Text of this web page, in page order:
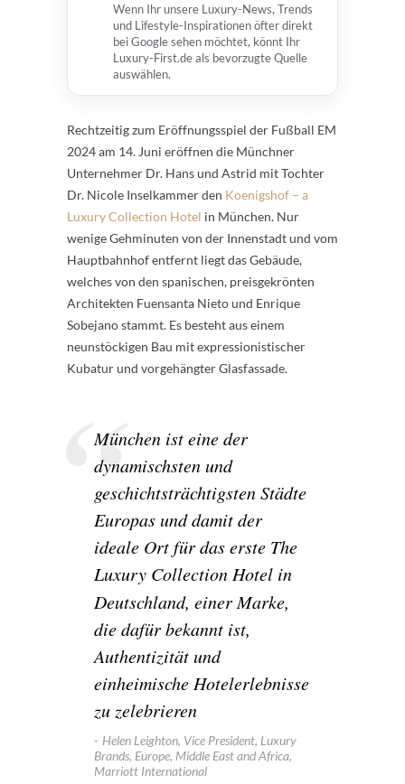
Wenn Ihr unsere Luxury-News, Trends
und Lifestyle-Inspirationen öfter direkt
bei Google sehen möchtet, könnt Ihr
Luxury-First.de als bevorzugte Quelle
auswählen.
Rechtzeitig zum Eröffnungsspiel der Fußball EM
2024 am 14. Juni eröffnen die Münchner
Unternehmer Dr. Hans und Astrid mit Tochter
Dr. Nicole Inselkammer den Koenigshof – a
Luxury Collection Hotel in München. Nur
wenige Gehminuten von der Innenstadt und vom
Hauptbahnhof entfernt liegt das Gebäude,
welches von den spanischen, preisgekrönten
Architekten Fuensanta Nieto und Enrique
Sobejano stammt. Es besteht aus einem
neunstöckigen Bau mit expressionistischer
Kubatur und vorgehängter Glasfassade.
München ist eine der
dynamischsten und
geschichtsträchtigsten Städte
Europas und damit der
ideale Ort für das erste The
Luxury Collection Hotel in
Deutschland, einer Marke,
die dafür bekannt ist,
Authentizität und
einheimische Hotelerlebnisse
zu zelebrieren
Helen Leighton, Vice President, Luxury
Brands, Europe, Middle East and Africa,
Marriott International